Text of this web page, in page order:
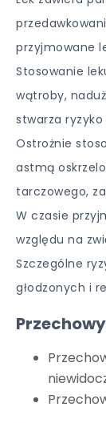
przyjmowane
Stosowanie
wątroby,
stwarza
Ostrożnie
astmą
tarczowego,
W czasie
względu na
Szczególne
głodzonych i